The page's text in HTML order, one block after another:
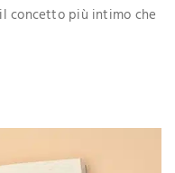
il concetto più intimo che